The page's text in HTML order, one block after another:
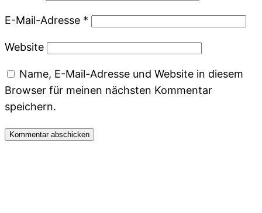
E-Mail-Adresse *
Website
Name, E-Mail-Adresse und Website in diesem
Browser für meinen nächsten Kommentar
speichern.